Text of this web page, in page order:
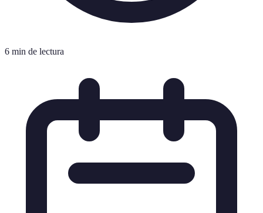
6 min de lectura